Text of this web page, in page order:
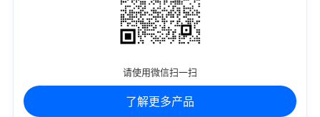
请使用微信扫一扫
了解更多产品